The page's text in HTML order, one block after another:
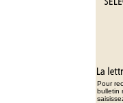
Pour
bulletin